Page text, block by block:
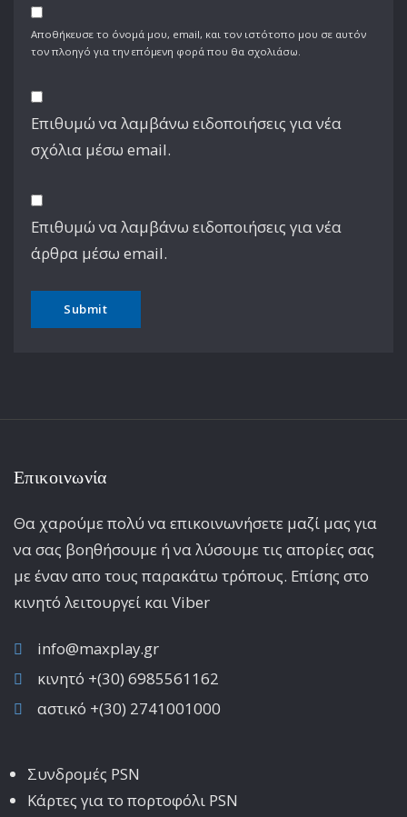
Αποθήκευσε το όνομά μου, email, και τον ιστότοπο μου σε αυτόν
τον πλοηγό για την επόμενη φορά που θα σχολιάσω.
Επιθυμώ να λαμβάνω ειδοποιήσεις για νέα
σχόλια μέσω email.
Επιθυμώ να λαμβάνω ειδοποιήσεις για νέα
άρθρα μέσω email.
Επικοινωνία
Θα χαρούμε πολύ να επικοινωνήσετε μαζί μας για
να σας βοηθήσουμε ή να λύσουμε τις απορίες σας
με έναν απο τους παρακάτω τρόπους. Επίσης στο
κινητό λειτoυργεί και Viber
info@maxplay.gr
κινητό +(30) 6985561162
αστικό +(30) 2741001000
Συνδρομές PSN
Κάρτες για το πορτοφόλι PSN